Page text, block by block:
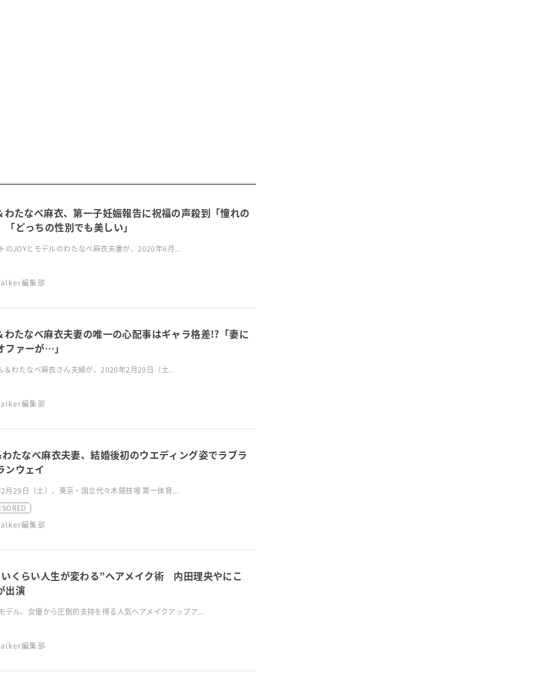
わたなべ麻衣、第一子妊娠報告に祝福の声殺到「憧れの
「どっちの性別でも美しい」
のJOYとモデルのわたなべ麻衣夫妻が、2020年6月...
編集部
わたなべ麻衣夫妻の唯一の心配事はギャラ格差!?「妻に
ファーが…」
＆わたなべ麻衣さん夫婦が、2020年2月29日（土...
編集部
たなべ麻衣夫妻、結婚後初のウエディング姿でラブラ
ウェイ
月29日（土）、東京・国立代々木競技場 第一体育...
編集部
くらい人生が変わる”ヘアメイク術 内田理央やにこ
出演
デル、女優から圧倒的支持を得る人気ヘアメイクアップア...
編集部